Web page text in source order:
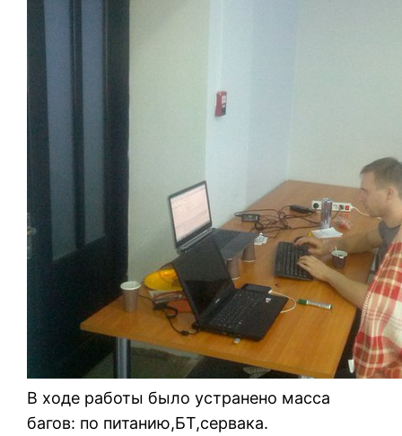
В ходе работы было устранено масса
багов: по питанию,БТ,сервака.